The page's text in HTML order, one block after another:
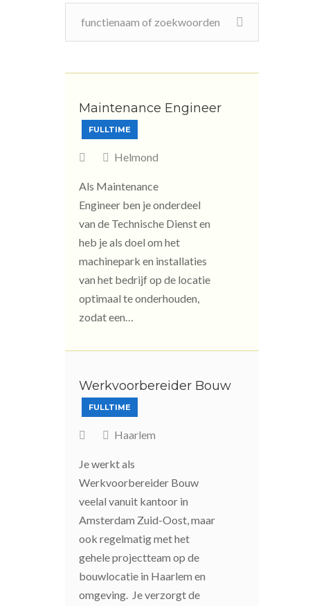
Maintenance Engineer
FULLTIME
Helmond
Als Maintenance
Engineer ben je onderdeel
van de Technische Dienst en
heb je als doel om het
machinepark en installaties
van het bedrijf op de locatie
optimaal te onderhouden,
zodat een…
Werkvoorbereider Bouw
FULLTIME
Haarlem
Je werkt als
Werkvoorbereider Bouw
veelal vanuit kantoor in
Amsterdam Zuid-Oost, maar
ook regelmatig met het
gehele projectteam op de
bouwlocatie in Haarlem en
omgeving. Je verzorgt de